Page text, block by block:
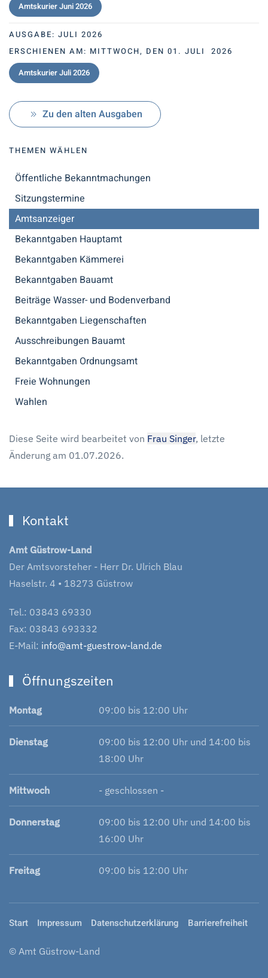
Amtskurier Juni 2026
AUSGABE: JULI 2026
ERSCHIENEN AM: MITTWOCH, DEN 01. JULI 2026
Amtskurier Juli 2026
Zu den alten Ausgaben
THEMEN WÄHLEN
Öffentliche Bekanntmachungen
Sitzungstermine
Amtsanzeiger
Bekanntgaben Hauptamt
Bekanntgaben Kämmerei
Bekanntgaben Bauamt
Beiträge Wasser- und Bodenverband
Bekanntgaben Liegenschaften
Ausschreibungen Bauamt
Bekanntgaben Ordnungsamt
Freie Wohnungen
Wahlen
Diese Seite wird bearbeitet von Frau Singer, letzte
Änderung am 01.07.2026.
Kontakt
Amt Güstrow-Land
Der Amtsvorsteher - Herr Dr. Ulrich Blau
Haselstr. 4 • 18273 Güstrow
Tel.: 03843 69330
Fax: 03843 693332
E-Mail: info@amt-guestrow-land.de
Öffnungszeiten
Montag 09:00 bis 12:00 Uhr
Dienstag
09:00 bis 12:00 Uhr und 14:00 bis
18:00 Uhr
Mittwoch - geschlossen -
Donnerstag
09:00 bis 12:00 Uhr und 14:00 bis
16:00 Uhr
Freitag 09:00 bis 12:00 Uhr
Start Impressum Datenschutzerklärung Barrierefreiheit
© Amt Güstrow-Land